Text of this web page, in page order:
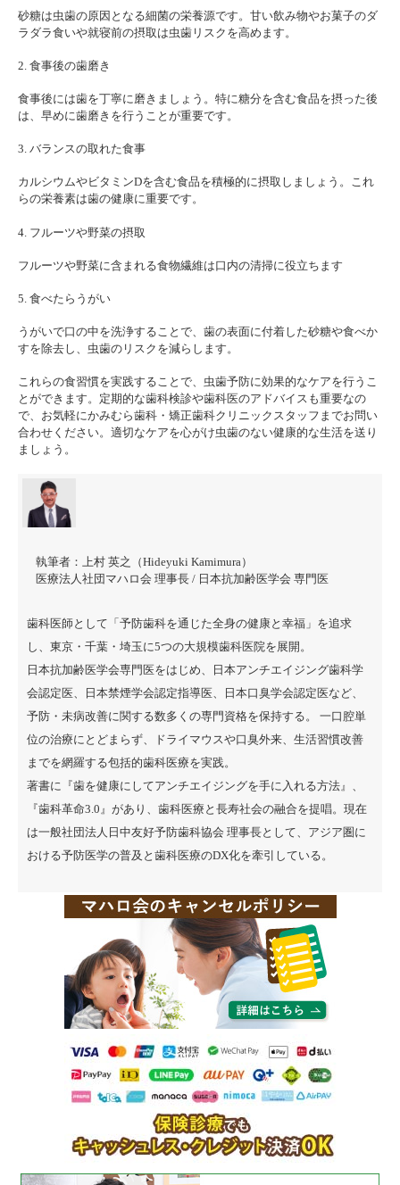
砂糖は虫歯の原因となる細菌の栄養源です。甘い飲み物やお菓子のダ
ラダラ食いや就寝前の摂取は虫歯リスクを高めます。
2. 食事後の歯磨き
食事後には歯を丁寧に磨きましょう。特に糖分を含む食品を摂った後
は、早めに歯磨きを行うことが重要です。
3. バランスの取れた食事
カルシウムやビタミンDを含む食品を積極的に摂取しましょう。これ
らの栄養素は歯の健康に重要です。
4. フルーツや野菜の摂取
フルーツや野菜に含まれる食物繊維は口内の清掃に役立ちます
5. 食べたらうがい
うがいで口の中を洗浄することで、歯の表面に付着した砂糖や食べか
すを除去し、虫歯のリスクを減らします。
これらの食習慣を実践することで、虫歯予防に効果的なケアを行うこ
とができます。定期的な歯科検診や歯科医のアドバイスも重要なの
で、お気軽にかみむら歯科・矯正歯科クリニックスタッフまでお問い
合わせください。適切なケアを心がけ虫歯のない健康的な生活を送り
ましょう。
執筆者：
上村 英之（Hideyuki Kamimura）
医療法人社団マハロ会 理事長 / 日本抗加齢医学会 専門医
歯科医師として「予防歯科を通じた全身の健康と幸福」を追求
し、東京・千葉・埼玉に5つの大規模歯科医院を展開。
日本抗加齢医学会専門医をはじめ、日本アンチエイジング歯科学
会認定医、日本禁煙学会認定指導医、日本口臭学会認定医など、
予防・未病改善に関する数多くの専門資格を保持する。 一口腔単
位の治療にとどまらず、ドライマウスや口臭外来、生活習慣改善
までを網羅する包括的歯科医療を実践。
著書に『歯を健康にしてアンチエイジングを手に入れる方法 』、
『歯科革命3.0 』があり、歯科医療と長寿社会の融合を提唱。現在
は一般社団法人日中友好予防歯科協会 理事長として、アジア圏に
おける予防医学の普及と歯科医療のDX化を牽引している。